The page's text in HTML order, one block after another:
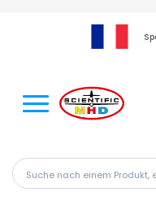
Suche nach einem